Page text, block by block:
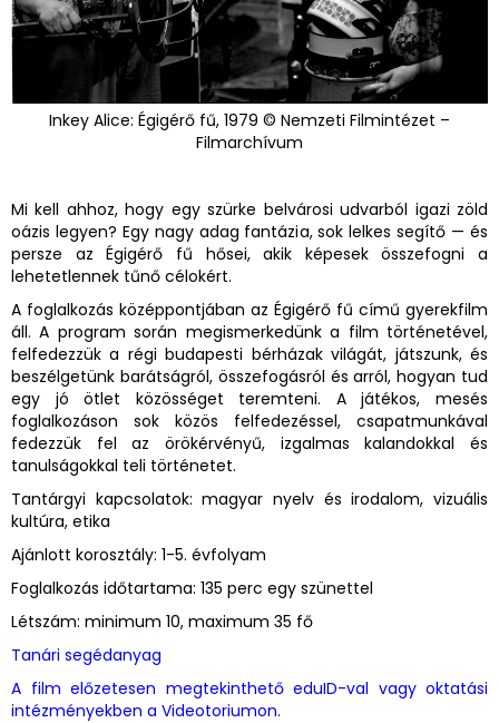
Inkey Alice: Égigérő fű, 1979 © Nemzeti Filmintézet –
Filmarchívum
Mi kell ahhoz, hogy egy szürke belvárosi udvarból igazi zöld
oázis legyen? Egy nagy adag fantázia, sok lelkes segítő — és
persze az Égigérő fű hősei, akik képesek összefogni a
lehetetlennek tűnő célokért.
A foglalkozás középpontjában az Égigérő fű című gyerekfilm
áll. A program során megismerkedünk a film történetével,
felfedezzük a régi budapesti bérházak világát, játszunk, és
beszélgetünk barátságról, összefogásról és arról, hogyan tud
egy jó ötlet közösséget teremteni. A játékos, mesés
foglalkozáson sok közös felfedezéssel, csapatmunkával
fedezzük fel az örökérvényű, izgalmas kalandokkal és
tanulságokkal teli történetet.
Tantárgyi kapcsolatok: magyar nyelv és irodalom, vizuális
kultúra, etika
Ajánlott korosztály: 1-5. évfolyam
Foglalkozás időtartama: 135 perc egy szünettel
Létszám: minimum 10, maximum 35 fő
Tanári segédanyag
A film előzetesen megtekinthető eduID-val vagy oktatási
intézményekben a Videotoriumon.